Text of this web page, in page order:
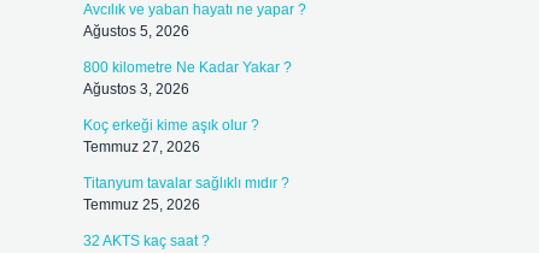
Avcılık ve yaban hayatı ne yapar ?
Ağustos 5, 2026
800 kilometre Ne Kadar Yakar ?
Ağustos 3, 2026
Koç erkeği kime aşık olur ?
Temmuz 27, 2026
Titanyum tavalar sağlıklı mıdır ?
Temmuz 25, 2026
32 AKTS kaç saat ?